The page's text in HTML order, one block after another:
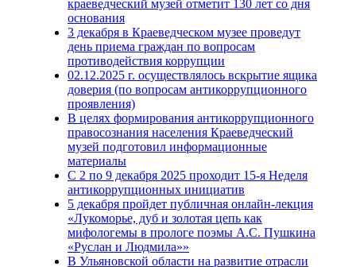
краеведческий музей отметит 130 лет со дня
основания
3 декабря в Краеведческом музее проведут
день приема граждан по вопросам
противодействия коррупции
02.12.2025 г. осуществлялось вскрытие ящика
доверия (по вопросам антикоррупционного
проявления)
В целях формирования антикоррупционного
правосознания населения Краеведческий
музей подготовил информационные
материалы
С 2 по 9 декабря 2025 проходит 15-я Неделя
антикоррупционных инициатив
5 декабря пройдет публичная онлайн-лекция
«Лукоморье, дуб и золотая цепь как
мифологемы в прологе поэмы А.С. Пушкина
«Руслан и Людмила»»
В Ульяновской области на развитие отрасли